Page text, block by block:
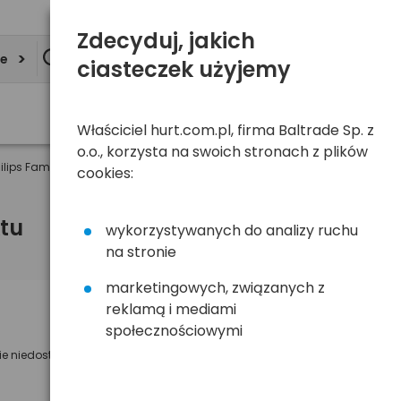
Family
niedostępny
Powiadom mnie o dostępności
Zdecyduj, jakich
ciasteczek użyjemy
Właściciel hurt.com.pl, firma Baltrade Sp. z
o.o., korzysta na swoich stronach z plików
cookies:
wykorzystywanych do analizy ruchu
na stronie
marketingowych, związanych z
reklamą i mediami
społecznościowymi